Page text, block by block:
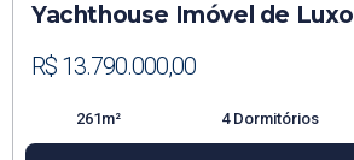
Yachthouse Imóvel de Luxo
R$ 13.790.000,00
261m² 4 Dormitórios